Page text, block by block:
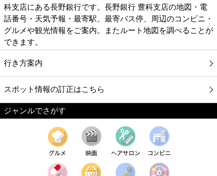
科支店にある長野銀行です。長野銀行 豊科支店の地図・電
話番号・天気予報・最寄駅、最寄バス停、周辺のコンビニ・
グルメや観光情報をご案内。またルート地図を調べることが
できます。
行き方案内
スポット情報の訂正はこちら
ジャンルでさがす